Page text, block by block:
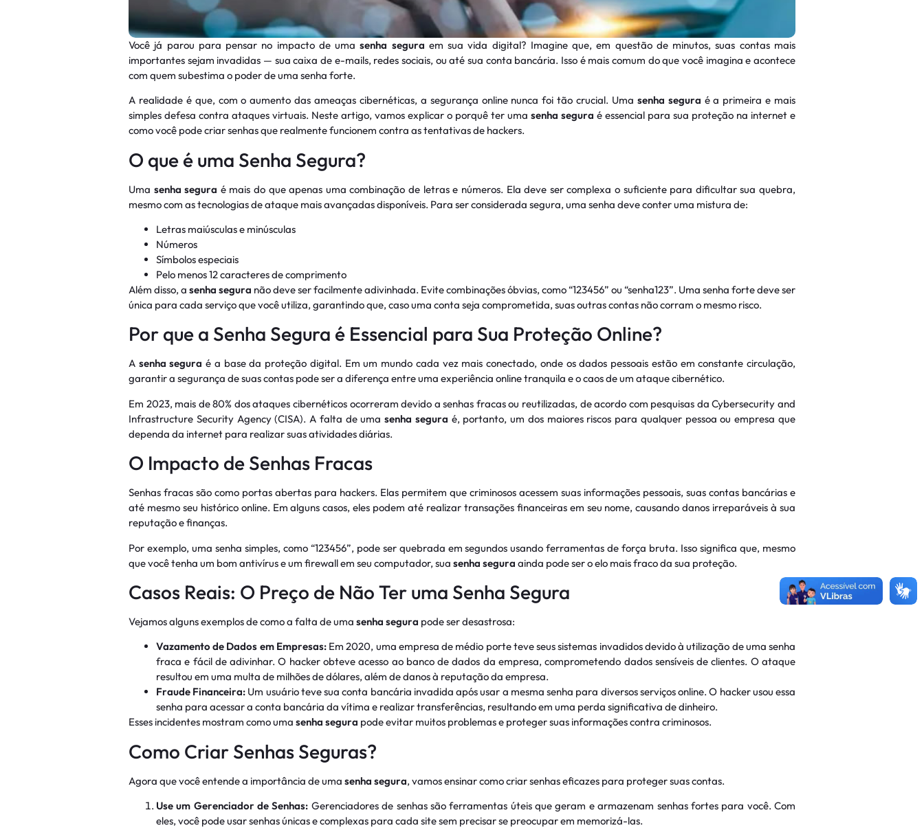
Você já parou para pensar no impacto de umasenha segura em sua vida digital? Imagine que, em questão de minutos, suas contas mais
importantes sejam invadidas — sua caixa de e-mails, redes sociais, ou até sua conta bancária. Isso é mais comum do que você imagina e acontece
com quem subestima o poder de uma senha forte.
A realidade é que, com o aumento das ameaças cibernéticas, a segurança online nunca foi tão crucial. Uma senha segura é a primeira e mais
simples defesa contra ataques virtuais. Neste artigo, vamos explicar o porquê ter uma senha segura é essencial para sua proteção na internet e
como você pode criar senhas que realmente funcionem contra as tentativas de hackers.
O que é uma Senha Segura?
Uma senha segura é mais do que apenas uma combinação de letras e números. Ela deve ser complexa o suficiente para dificultar sua quebra,
mesmo com as tecnologias de ataque mais avançadas disponíveis. Para ser considerada segura, uma senha deve conter uma mistura de:
Letras maiúsculas e minúsculas
Números
Símbolos especiais
Pelo menos 12 caracteres de comprimento
Além disso, a senha segura não deve ser facilmente adivinhada. Evite combinações óbvias, como “123456” ou “senha123”. Uma senha forte deve ser
única para cada serviço que você utiliza, garantindo que, caso uma conta seja comprometida, suas outras contas não corram o mesmo risco.
Por que a Senha Segura é Essencial para Sua Proteção Online?
A senha segura é a base da proteção digital. Em um mundo cada vez mais conectado, onde os dados pessoais estão em constante circulação,
garantir a segurança de suas contas pode ser a diferença entre uma experiência online tranquila e o caos de um ataque cibernético.
Em 2023, mais de 80% dos ataques cibernéticos ocorreram devido a senhas fracas ou reutilizadas, de acordo com pesquisas da Cybersecurity and
Infrastructure Security Agency (CISA). A falta de umasenha segura é, portanto, um dos maiores riscos para qualquer pessoa ou empresa que
dependa da internet para realizar suas atividades diárias.
O Impacto de Senhas Fracas
Senhas fracas são como portas abertas para hackers. Elas permitem que criminosos acessem suas informações pessoais, suas contas bancárias e
até mesmo seu histórico online. Em alguns casos, eles podem até realizar transações financeiras em seu nome, causando danos irreparáveis à sua
reputação e finanças.
Por exemplo, uma senha simples, como “123456”, pode ser quebrada em segundos usando ferramentas de força bruta. Isso significa que, mesmo
que você tenha um bom antivírus e um firewall em seu computador, sua senha segura ainda pode ser o elo mais fraco da sua proteção.
Casos Reais: O Preço de Não Ter uma Senha Segura
Vejamos alguns exemplos de como a falta de uma senha segura pode ser desastrosa:
Vazamento de Dados em Empresas:Em 2020, uma empresa de médio porte teve seus sistemas invadidos devido à utilização de uma senha
fraca e fácil de adivinhar. O hacker obteve acesso ao banco de dados da empresa, comprometendo dados sensíveis de clientes. O ataque
resultou em uma multa de milhões de dólares, além de danos à reputação da empresa.
Fraude Financeira: Um usuário teve sua conta bancária invadida após usar a mesma senha para diversos serviços online. O hacker usou essa
senha para acessar a conta bancária da vítima e realizar transferências, resultando em uma perda significativa de dinheiro.
Esses incidentes mostram como uma senha segura pode evitar muitos problemas e proteger suas informações contra criminosos.
Como Criar Senhas Seguras?
Agora que você entende a importância de uma senha segura, vamos ensinar como criar senhas eficazes para proteger suas contas.
Use um Gerenciador de Senhas: Gerenciadores de senhas são ferramentas úteis que geram e armazenam senhas fortes para você. Com
eles, você pode usar senhas únicas e complexas para cada site sem precisar se preocupar em memorizá-las.